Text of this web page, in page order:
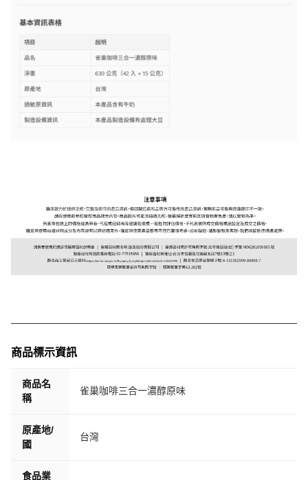
商品標示資訊
商品名
稱
雀巢咖啡三合一濃醇原味
原產地/
國
台灣
食品業